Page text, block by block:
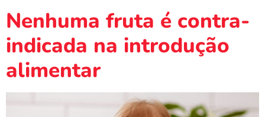
Nenhuma fruta é contra-
indicada na introdução
alimentar